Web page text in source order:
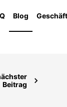
Blog
Beitrag